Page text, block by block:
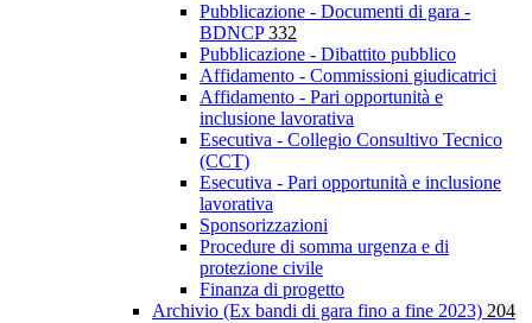
Pubblicazione - Documenti di gara -
BDNCP332
Pubblicazione - Dibattito pubblico
Affidamento - Commissioni giudicatrici
Affidamento - Pari opportunità e
inclusione lavorativa
Esecutiva - Collegio Consultivo Tecnico
(CCT)
Esecutiva - Pari opportunità e inclusione
lavorativa
Sponsorizzazioni
Procedure di somma urgenza e di
protezione civile
Finanza di progetto
Archivio (Ex bandi di gara fino a fine 2023) 204